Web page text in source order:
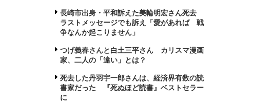
長崎市出身・平和訴えた美輪明宏さん死去
ラストメッセージでも訴え「愛があれば 戦
争なんか起こりません」
つげ義春さんと白土三平さん カリスマ漫画
家、二人の「違い」とは？
死去した丹羽宇一郎さんは、経済界有数の読
書家だった 『死ぬほど読書』ベストセラー
に